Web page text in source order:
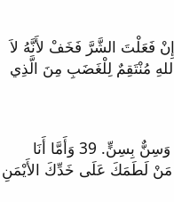
إِنْ فَعَلْتَ الشَّرَّ فَخَفْ لأَنَّهُ لاَ
مُنْتَقِمٌ لِلْغَضَبِ مِنَ الَّذِي
38 «سَمِعْتُمْ أَنَّهُ قِيلَ: عَيْنٌ بِعَيْنٍ وَسِنٌّ بِسِنٍّ. 39 وَأَمَّا أَنَا
مَنْ لَطَمَكَ عَلَى خَدِّكَ الأَيْمَنِ